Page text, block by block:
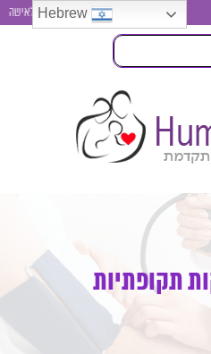
בדיקות סקר לגבר ולאישה ,
תקופתיות
Hebrew